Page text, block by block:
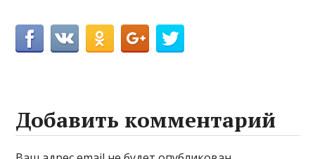
Добавить комментарий